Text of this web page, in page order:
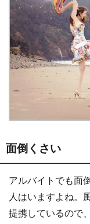
面倒くさい
アルバイトでも面
人はいますよね。
提携しているので